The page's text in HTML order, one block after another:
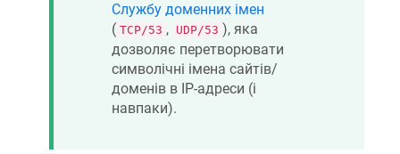
Службу доменних імен
( TCP/53 , UDP/53 ), яка
дозволяє перетворювати
символічні імена сайтів/
доменів в IP-адреси (і
навпаки).